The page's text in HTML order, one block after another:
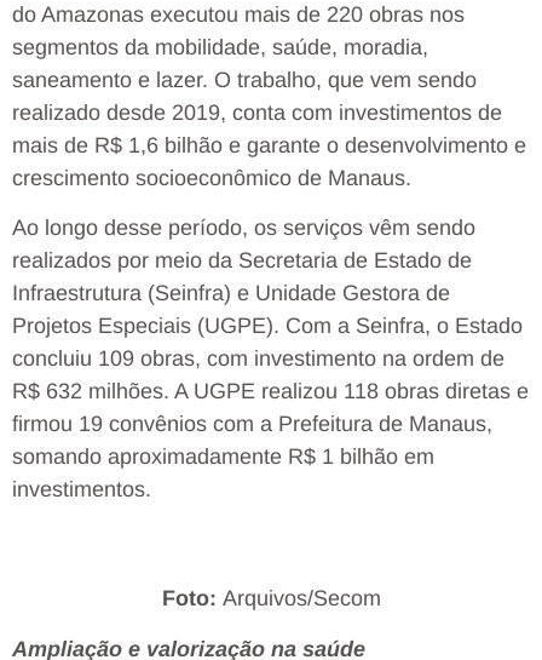
do Amazonas executou mais de 220 obras nos
segmentos da mobilidade, saúde, moradia,
saneamento e lazer. O trabalho, que vem sendo
realizado desde 2019, conta com investimentos de
mais de R$ 1,6 bilhão e garante o desenvolvimento e
crescimento socioeconômico de Manaus.
Ao longo desse período, os serviços vêm sendo
realizados por meio da Secretaria de Estado de
Infraestrutura (Seinfra) e Unidade Gestora de
Projetos Especiais (UGPE). Com a Seinfra, o Estado
concluiu 109 obras, com investimento na ordem de
R$ 632 milhões. A UGPE realizou 118 obras diretas e
firmou 19 convênios com a Prefeitura de Manaus,
somando aproximadamente R$ 1 bilhão em
investimentos.
Foto: Arquivos/Secom
Ampliação e valorização na saúde